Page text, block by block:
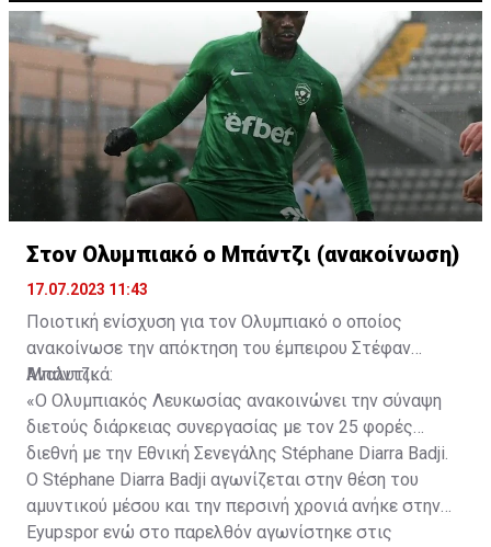
Στον Ολυμπιακό ο Μπάντζι (ανακοίνωση)
17.07.2023 11:43
Ποιοτική ενίσχυση για τον Ολυμπιακό ο οποίος
ανακοίνωσε την απόκτηση του έμπειρου Στέφαν
Μπάντζι.
Αναλυτικά:
«Ο Ολυμπιακός Λευκωσίας ανακοινώνει την σύναψη
διετούς διάρκειας συνεργασίας με τον 25 φορές
διεθνή με την Εθνική Σενεγάλης Stéphane Diarra Badji.
Ο Stéphane Diarra Badji αγωνίζεται στην θέση του
αμυντικού μέσου και την περσινή χρονιά ανήκε στην
Eyupspor ενώ στο παρελθόν αγωνίστηκε στις